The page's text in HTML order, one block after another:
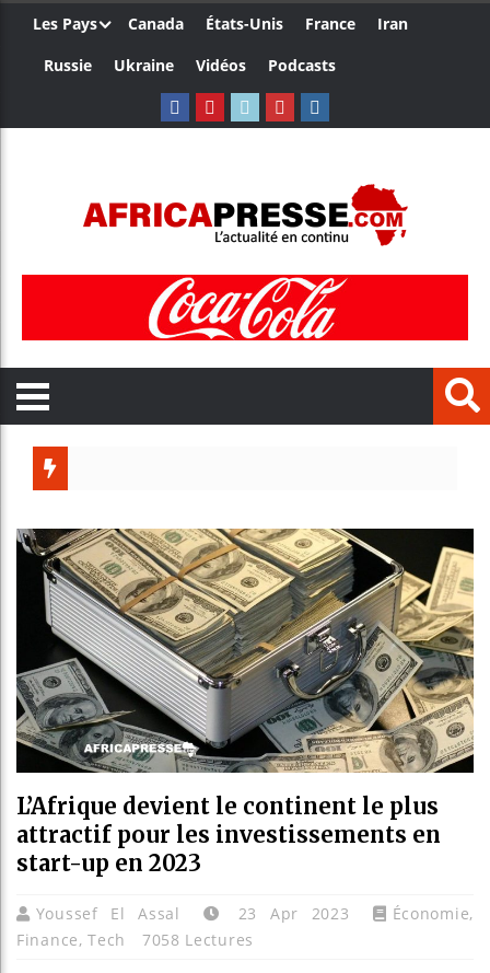
Les Pays Canada États-Unis France
Iran
Russie
Ukraine Vidéos Podcasts
Bénin :
Aliko
L’Afrique devient le continent le plus
attractif pour les investissements en
start-up en 2023
Youssef El Assal 23 Apr 2023 Économie,
Finance,Tech 7058 Lectures